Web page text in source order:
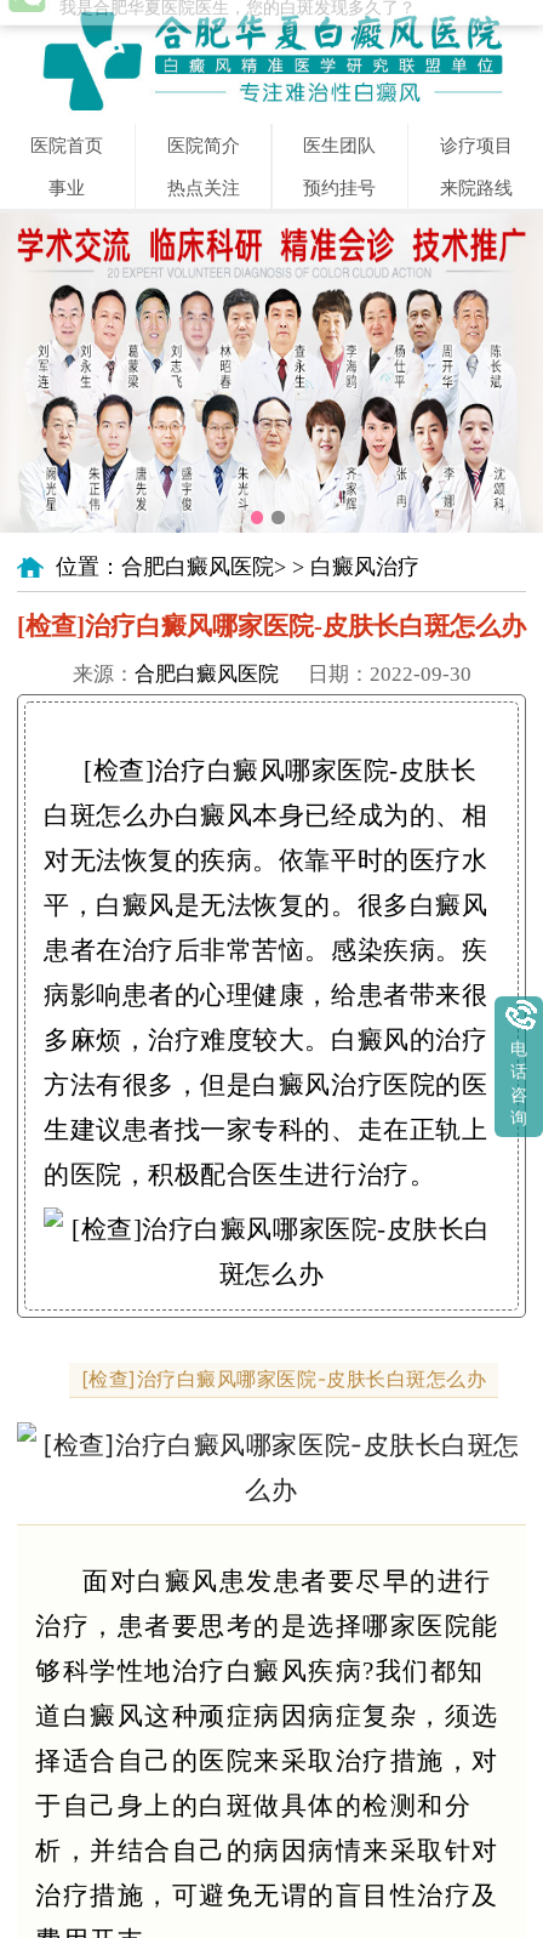
医院首页 医院简介 医生团队 诊疗项目
事业 热点关注 预约挂号 来院路线
位置：合肥白癜风医院> > 白癜风治疗
[检查]治疗白癜风哪家医院-皮肤长白斑怎么办
来源： 合肥白癜风医院日期：2022-09-30
[检查]治疗白癜风哪家医院-皮肤长
白斑怎么办白癜风本身已经成为的、相
对无法恢复的疾病。依靠平时的医疗水
平，白癜风是无法恢复的。很多白癜风
患者在治疗后非常苦恼。感染疾病。疾
病影响患者的心理健康，给患者带来很
多麻烦，治疗难度较大。白癜风的治疗
方法有很多，但是白癜风治疗医院的医
生建议患者找一家专科的、走在正轨上
的医院，积极配合医生进行治疗。
[检查]治疗白癜风哪家医院-皮肤长白斑怎么办
面对白癜风患发患者要尽早的进行
治疗，患者要思考的是选择哪家医院能
够科学性地治疗白癜风疾病?我们都知
道白癜风这种顽症病因病症复杂，须选
择适合自己的医院来采取治疗措施，对
于自己身上的白斑做具体的检测和分
析，并结合自己的病因病情来采取针对
治疗措施，可避免无谓的盲目性治疗及
电
话
咨
询